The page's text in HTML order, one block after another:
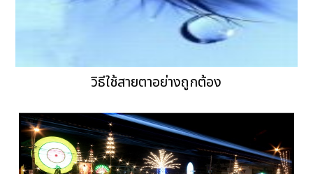
วิธีใช้สายตาอย่างถูกต้อง